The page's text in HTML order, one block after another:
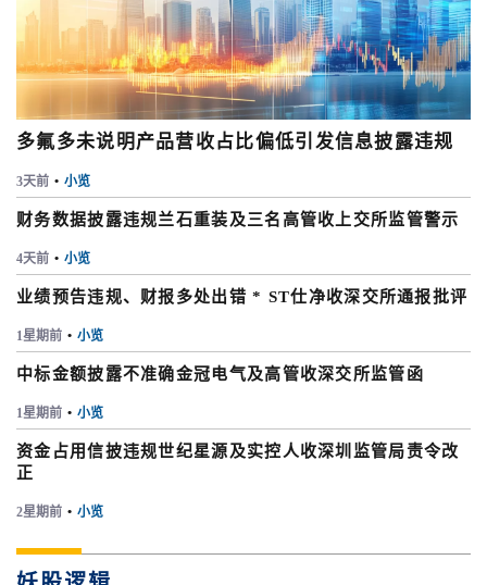
多氟多未说明产品营收占比偏低引发信息披露违规
3天前 • 小览
财务数据披露违规兰石重装及三名高管收上交所监管警示
4天前 • 小览
业绩预告违规、财报多处出错 * ST仕净收深交所通报批评
1星期前 • 小览
中标金额披露不准确金冠电气及高管收深交所监管函
1星期前 • 小览
资金占用信披违规世纪星源及实控人收深圳监管局责令改
正
2星期前 • 小览